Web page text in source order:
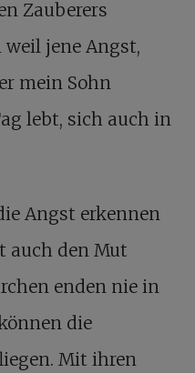
Zauberers
jene Angst,
mein Sohn
lebt, sich auch in
Angst erkennen
auch den Mut
enden nie in
die
Mit ihren